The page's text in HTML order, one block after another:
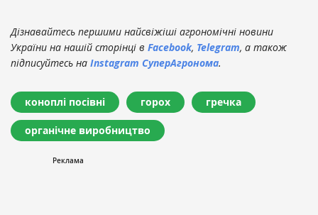
Дізнавайтесь першими найсвіжіші агрономічні новини
України на нашій сторінці в Facebook, Telegram, а також
підписуйтесь на Instagram СуперАгронома.
коноплі посівні горох гречка
органічне виробництво